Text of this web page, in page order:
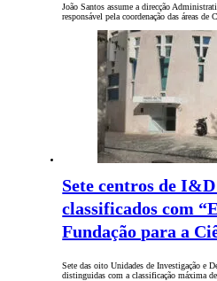
João Santos assume a direcção
responsável pela coordenação das áreas
Sete centros de
classificados com
Fundação para a
Sete das oito Unidades de Investigação e
distinguidas com a classificação máxima